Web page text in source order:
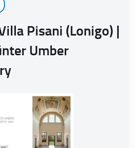
Pisani (Lonigo) |
Umber